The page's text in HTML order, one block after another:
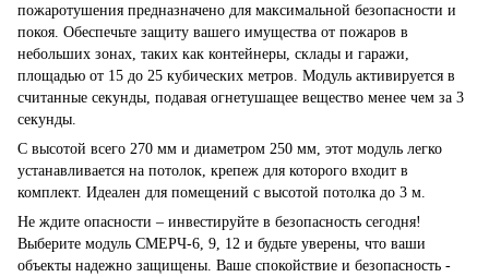
пожаротушения предназначено для максимальной безопасности и
покоя. Обеспечьте защиту вашего имущества от пожаров в
небольших зонах, таких как контейнеры, склады и гаражи,
площадью от 15 до 25 кубических метров. Модуль активируется в
считанные секунды, подавая огнетушащее вещество менее чем за 3
секунды.
С высотой всего 270 мм и диаметром 250 мм, этот модуль легко
устанавливается на потолок, крепеж для которого входит в
комплект. Идеален для помещений с высотой потолка до 3 м.
Не ждите опасности – инвестируйте в безопасность сегодня!
Выберите модуль СМЕРЧ-6, 9, 12 и будьте уверены, что ваши
объекты надежно защищены. Ваше спокойствие и безопасность -